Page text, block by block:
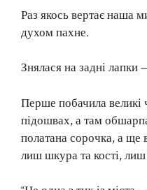
Раз якось вертає наша
духом пахне.
Знялася на задні лапки
Перше побачила великі
підошвах, а там
полатана сорочка, а ще
лиш шкура та кості, лиш